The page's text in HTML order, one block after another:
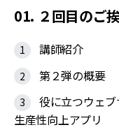
01. ２回目のご
講師紹介
第２弾の概要
役に立つウェ
生産性向上アプリ